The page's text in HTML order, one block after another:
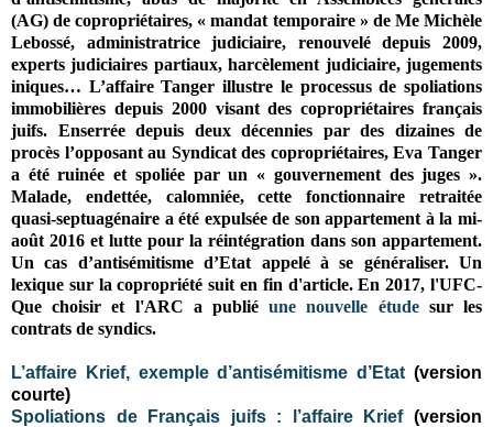
(AG) de copropriétaires, « mandat temporaire » de Me Michèle
Lebossé, administratrice judiciaire, renouvelé depuis 2009,
experts judiciaires partiaux, harcèlement judiciaire, jugements
iniques… L’affaire Tanger illustre le processus de spoliations
immobilières depuis 2000 visant des copropriétaires français
juifs. Enserrée depuis deux décennies par des dizaines de
procès l’opposant au Syndicat des copropriétaires, Eva Tanger
a été ruinée et spoliée par un « gouvernement des juges ».
Malade, endettée, calomniée, cette fonctionnaire retraitée
quasi-septuagénaire a été expulsée de son appartement à la mi-
août 2016 et lutte pour la réintégration dans son appartement.
Un cas d’antisémitisme d’Etat appelé à se généraliser. Un
lexique sur la copropriété suit en fin d'article. En 2017, l'UFC-
Que choisir et l'ARC a publiéune nouvelle étudesur les
contrats de syndics.
L’affaire Krief, exemple d’antisémitisme d’Etat (version
courte)
Spoliations de Français juifs : l’affaire Krief(version